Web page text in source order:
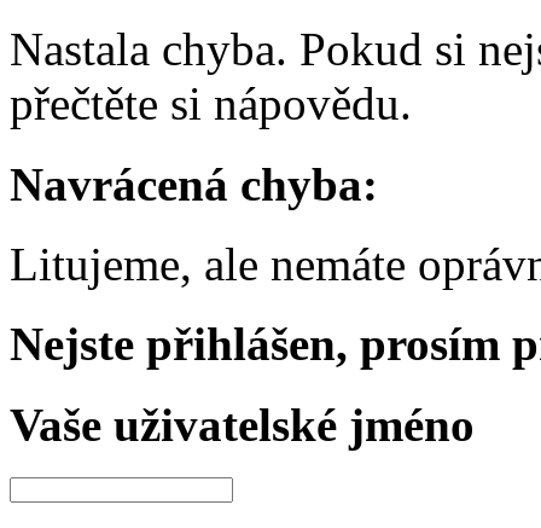
Nastala chyba. Pokud si
přečtěte si nápovědu.
Navrácená chyba:
Litujeme, ale nemáte
Nejste přihlášen, prosím
Vaše uživatelské jméno